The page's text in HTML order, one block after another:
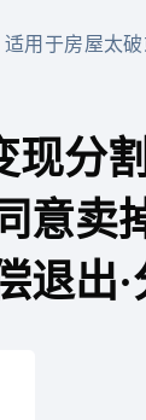
用于房屋太
现分
意卖
退出